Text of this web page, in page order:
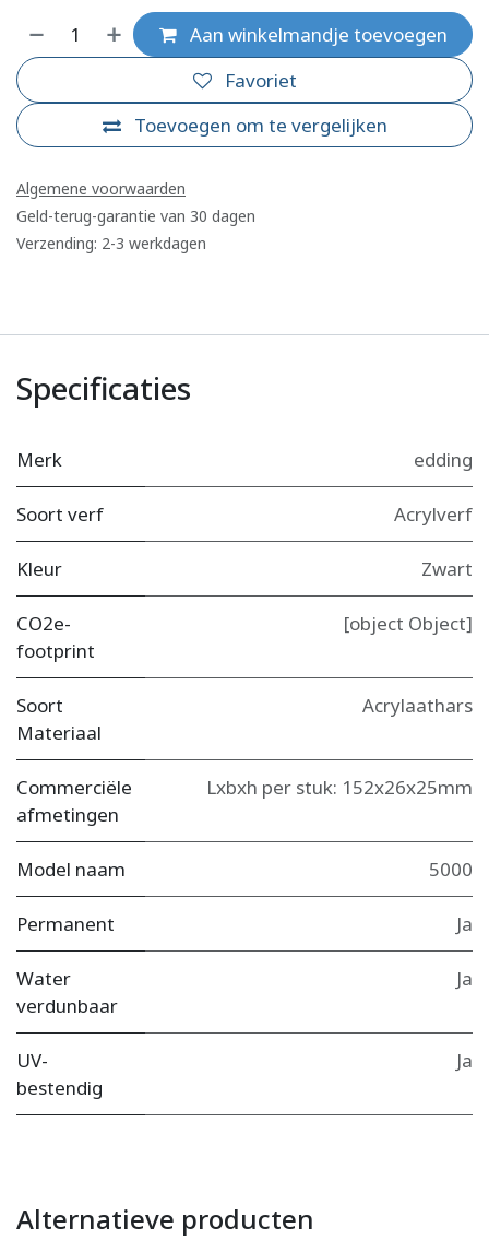
Aan winkelmandje toevoegen
Toevoegen om te vergelijken
Favoriet
Algemene voorwaarden
Geld-terug-garantie van 30 dagen
Verzending: 2-3 werkdagen
Specificaties
Merk edding
Soort verf Acrylverf
Kleur Zwart
CO2e-
footprint
[object Object]
Soort
Materiaal
Acrylaathars
Commerciële
afmetingen
Lxbxh per stuk: 152x26x25mm
Model naam 5000
Permanent Ja
Water
verdunbaar
Ja
UV-
bestendig
Ja
Alternatieve producten